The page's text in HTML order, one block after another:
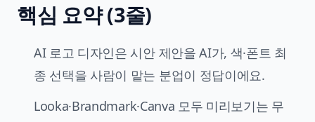
핵심 요약 (3줄)
AI 로고 디자인은 시안 제안을 AI가, 색·폰트 최
종 선택을 사람이 맡는 분업이 정답이에요.
Looka·Brandmark·Canva 모두 미리보기는 무